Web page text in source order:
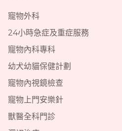
寵物外科
24小時急症及重症服務
寵物內科專科
幼犬幼貓保健計劃
寵物內視鏡檢查
寵物上門安樂針
獸醫全科門診